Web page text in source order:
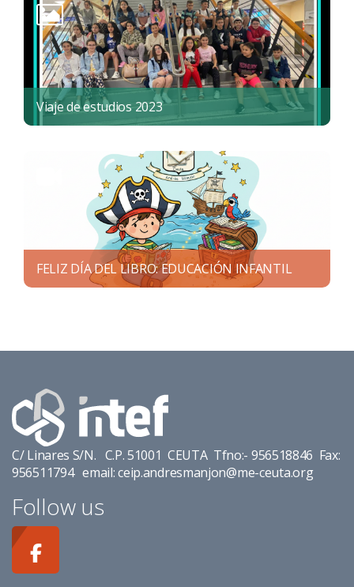
Viaje de estudios 2023
FELIZ DÍA DEL LIBRO: EDUCACIÓN INFANTIL
C/ Linares S/N. C.P. 51001 CEUTA Tfno:- 956518846 Fax:
956511794 email: ceip.andresmanjon@me-ceuta.org
Follow us